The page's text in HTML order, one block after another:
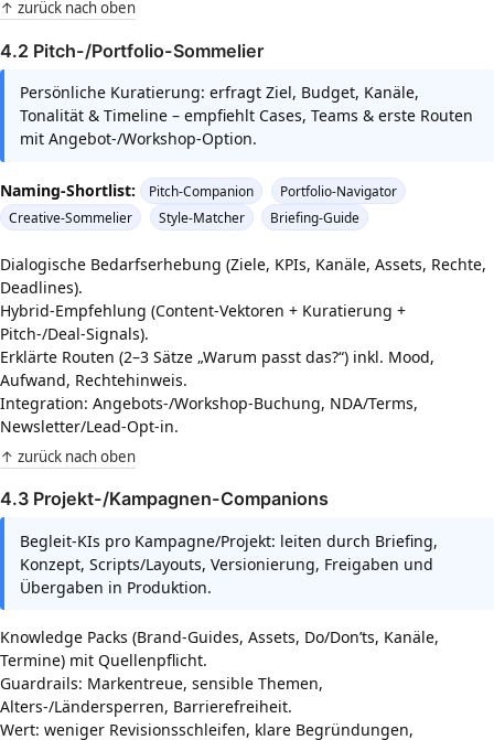
↑ zurück nach oben
4.2 Pitch-/Portfolio-Sommelier
Persönliche Kuratierung: erfragt Ziel, Budget, Kanäle,
Tonalität & Timeline – empfiehlt Cases, Teams & erste Routen
mit Angebot-/Workshop-Option.
Naming-Shortlist: Pitch-Companion
Portfolio-Navigator
Creative-Sommelier
Style-Matcher Briefing-Guide
Dialogische Bedarfserhebung (Ziele, KPIs, Kanäle, Assets, Rechte,
Deadlines).
Hybrid-Empfehlung (Content-Vektoren + Kuratierung +
Pitch-/Deal-Signals).
Erklärte Routen (2–3 Sätze „Warum passt das?“) inkl. Mood,
Aufwand, Rechtehinweis.
Integration: Angebots-/Workshop-Buchung, NDA/Terms,
Newsletter/Lead-Opt-in.
↑ zurück nach oben
4.3 Projekt-/Kampagnen-Companions
Begleit-KIs pro Kampagne/Projekt: leiten durch Briefing,
Konzept, Scripts/Layouts, Versionierung, Freigaben und
Übergaben in Produktion.
Knowledge Packs (Brand-Guides, Assets, Do/Don’ts, Kanäle,
Termine) mit Quellenpflicht.
Guardrails: Markentreue, sensible Themen,
Alters-/Ländersperren, Barrierefreiheit.
Wert: weniger Revisionsschleifen, klare Begründungen,